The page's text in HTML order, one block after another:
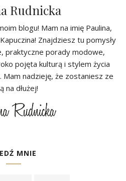
Rudnicka
blogu! Mam na imię Paulina,
Znajdziesz tu pomysły
praktyczne porady modowe,
pojęta kulturą i stylem życia
Mam nadzieję, że zostaniesz ze
na dłużej!
MNIE